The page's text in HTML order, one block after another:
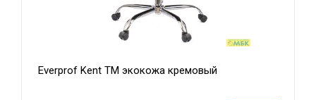
Everprof Kent TM экокожа кремовый